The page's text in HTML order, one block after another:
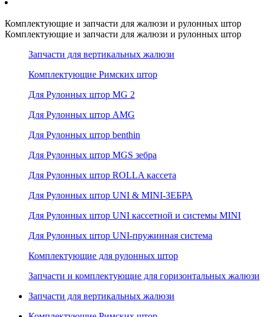
Комплектующие и запчасти для жалюзи и рулонных штор
Комплектующие и запчасти для жалюзи и рулонных штор
Запчасти для вертикальных жалюзи
Комплектующие Римских штор
Для Рулонных штор MG 2
Для Рулонных штор AMG
Для Рулонных штор benthin
Для Рулонных штор MGS зебра
Для Рулонных штор ROLLA кассета
Для Рулонных штор UNI & MINI-ЗЕБРА
Для Рулонных штор UNI кассетной и системы MINI
Для Рулонных штор UNI-пружинная система
Комплектующие для рулонных штор
Запчасти и комплектующие для горизонтальных жалюзи
Запчасти для вертикальных жалюзи